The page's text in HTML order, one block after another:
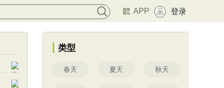
APP 登录
类型
春天 夏天 秋天